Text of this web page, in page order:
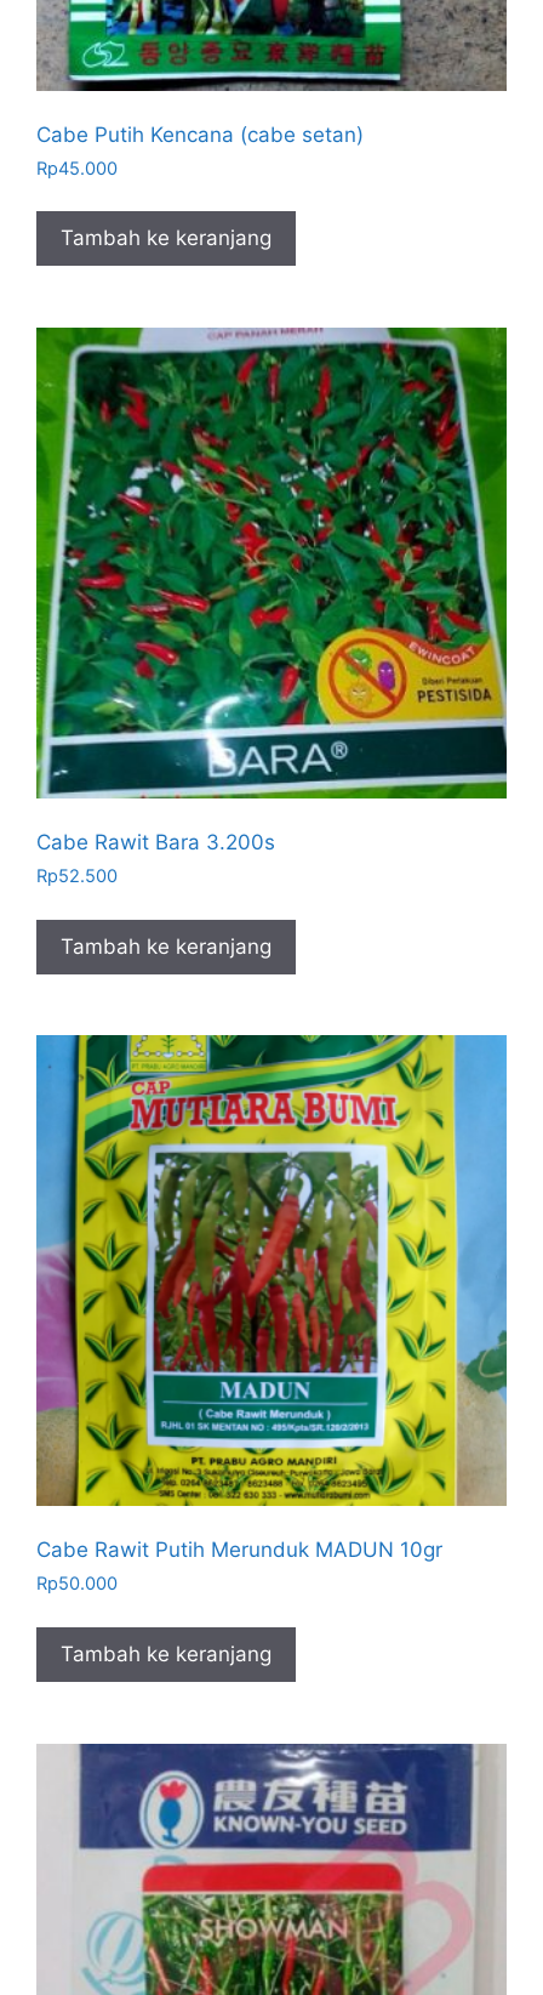
Cabe Putih Kencana (cabe setan)
Rp45.000
Tambah ke keranjang
Cabe Rawit Bara 3.200s
Rp52.500
Tambah ke keranjang
Cabe Rawit Putih Merunduk MADUN 10gr
Rp50.000
Tambah ke keranjang